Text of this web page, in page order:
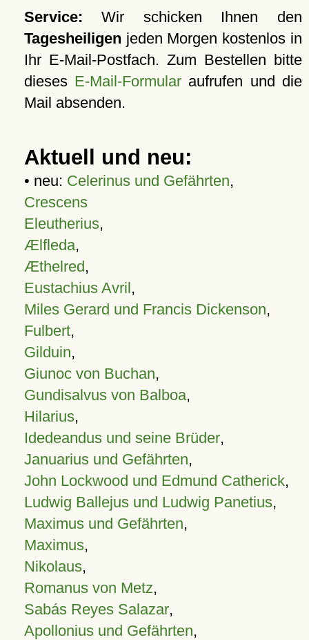
Service: Wir schicken Ihnen den
Tagesheiligen jeden Morgen kostenlos in
Ihr E-Mail-Postfach. Zum Bestellen bitte
dieses E-Mail-Formular aufrufen und die
Mail absenden.
Aktuell und neu:
• neu: Celerinus und Gefährten,
Crescens
Eleutherius,
Ælfleda,
Æthelred,
Eustachius Avril,
Miles Gerard und Francis Dickenson,
Fulbert,
Gilduin,
Giunoc von Buchan,
Gundisalvus von Balboa,
Hilarius,
Idedeandus und seine Brüder,
Januarius und Gefährten,
John Lockwood und Edmund Catherick,
Ludwig Ballejus und Ludwig Panetius,
Maximus und Gefährten,
Maximus,
Nikolaus,
Romanus von Metz,
Sabás Reyes Salazar,
Apollonius und Gefährten,